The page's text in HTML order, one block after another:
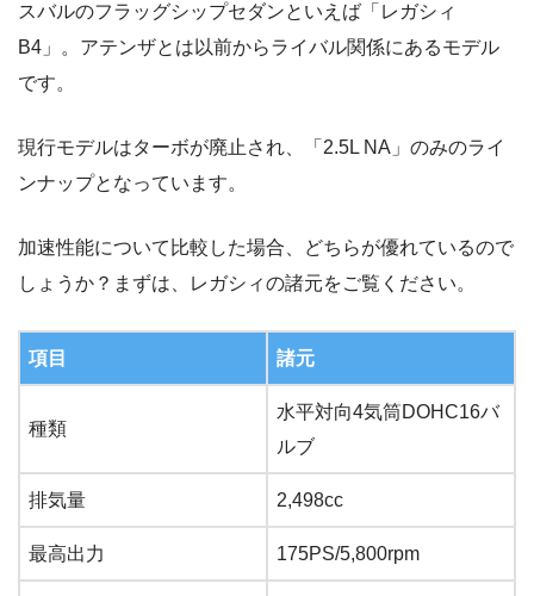
スバルのフラッグシップセダンといえば「レガシィ
B4」。アテンザとは以前からライバル関係にあるモデル
です。
現行モデルはターボが廃止され、「2.5L NA」のみのライ
ンナップとなっています。
加速性能について比較した場合、どちらが優れているので
しょうか？まずは、レガシィの諸元をご覧ください。
項目 諸元
種類
水平対向4気筒DOHC16バ
ルブ
排気量 2,498cc
最高出力 175PS/5,800rpm